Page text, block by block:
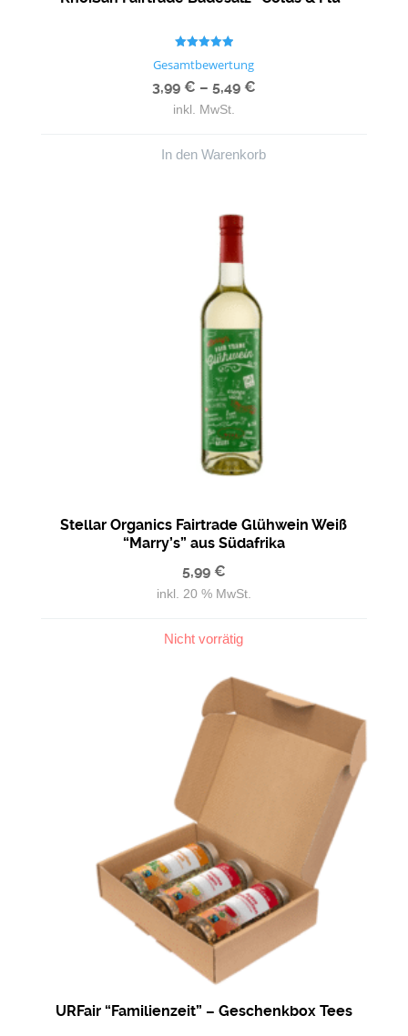
5.00
von 5
Gesamtbewertung
3,99 € – 5,49 €
inkl. MwSt.
In den Warenkorb
Stellar Organics Fairtrade Glühwein Weiß
“Marry’s” aus Südafrika
5,99 €
inkl. 20 % MwSt.
Nicht vorrätig
URFair “Familienzeit” – Geschenkbox Tees